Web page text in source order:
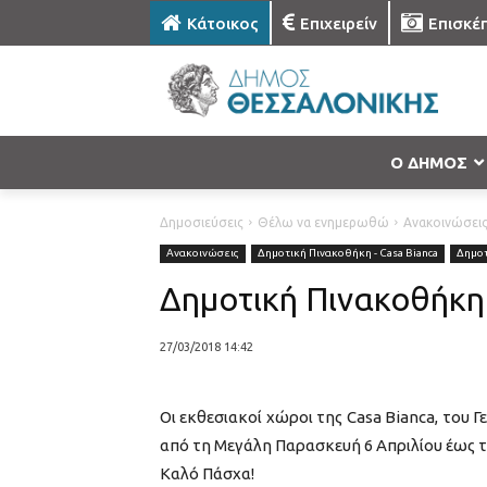
Κάτοικος Επιχειρείν
Ο ΔΗΜΟΣ
Δημοσιεύσεις Θέλω να ενημερωθώ Ανακοινώσεις
Ανακοινώσεις Δημοτική Πινακοθήκη - Casa Bianca
Δημοτική
27/03/2018 14:42
Οι εκθεσιακοί χώροι της Casa Bianca, του
από τη Μεγάλη Παρασκευή 6 Απριλίου έως
Καλό Πάσχα!